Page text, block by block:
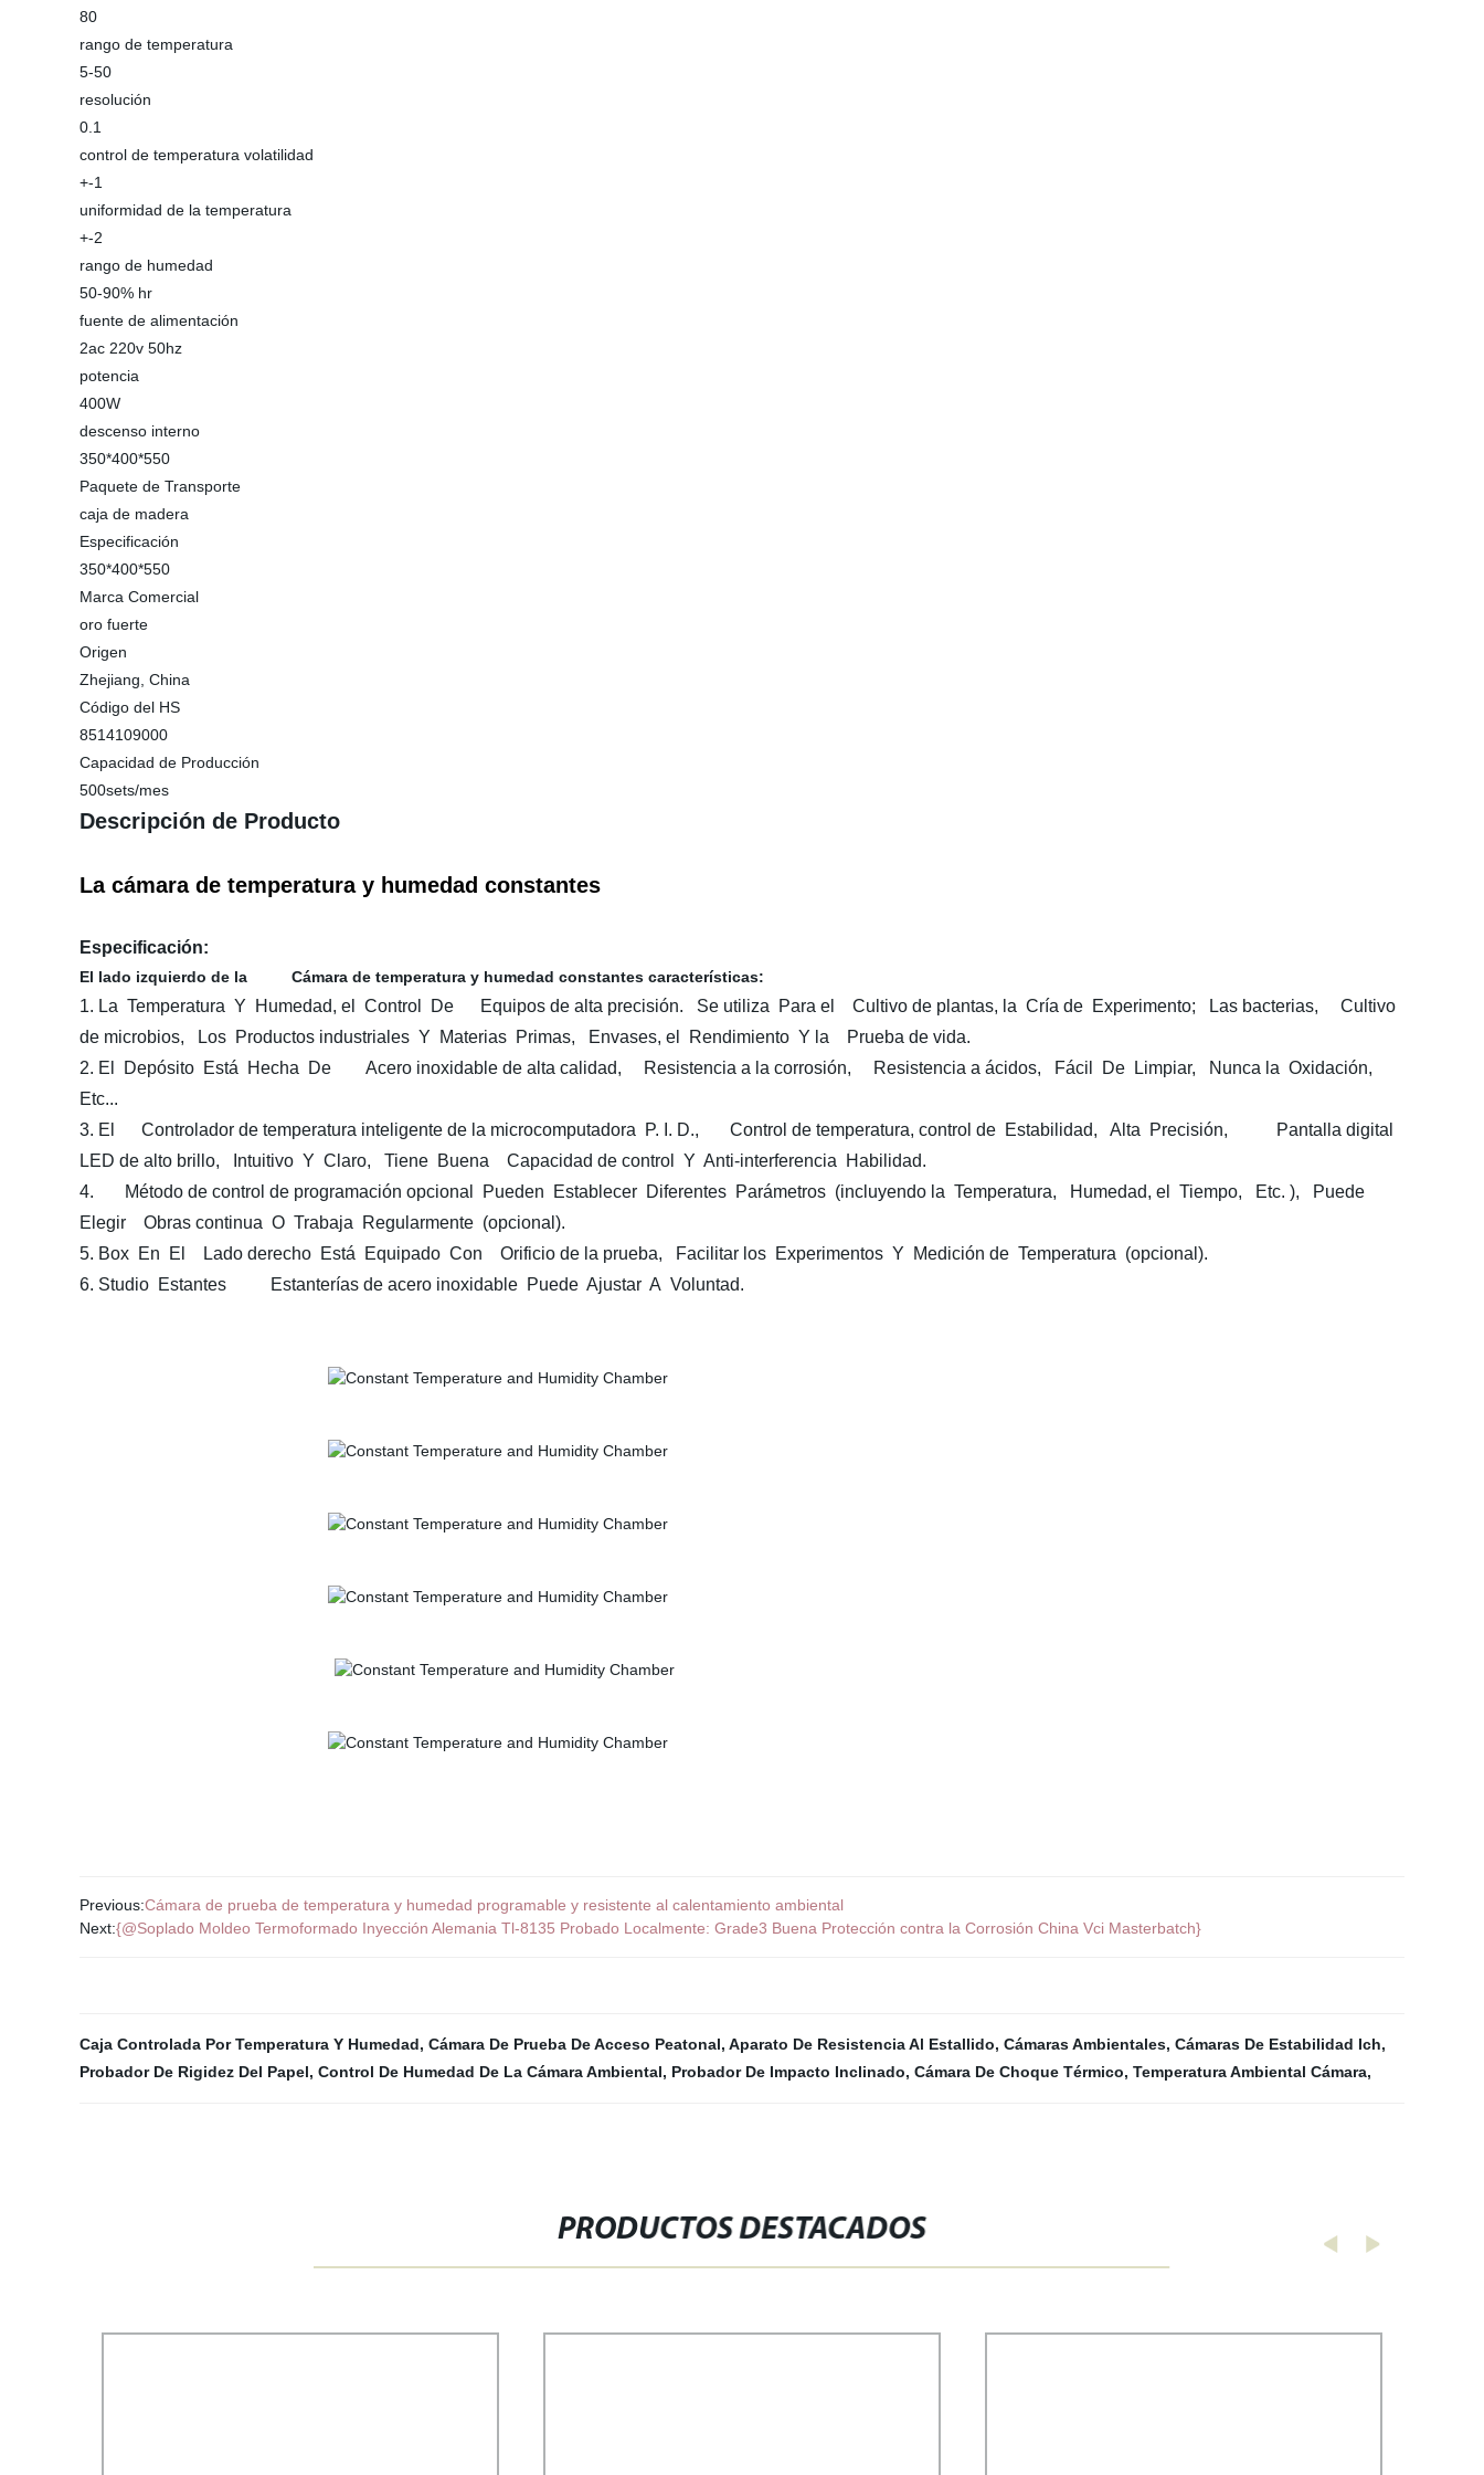
80
rango de temperatura
5-50
resolución
0.1
control de temperatura volatilidad
+-1
uniformidad de la temperatura
+-2
rango de humedad
50-90% hr
fuente de alimentación
2ac 220v 50hz
potencia
400W
descenso interno
350*400*550
Paquete de Transporte
caja de madera
Especificación
350*400*550
Marca Comercial
oro fuerte
Origen
Zhejiang, China
Código del HS
8514109000
Capacidad de Producción
500sets/mes
Descripción de Producto
La cámara de temperatura y humedad constantes
Especificación:
El lado izquierdo de la Cámara de temperatura y humedad constantes características:
1. La Temperatura Y Humedad, el Control De Equipos de alta precisión. Se utiliza Para el Cultivo de plantas, la Cría de Experimento; Las bacterias, Cultivo
de microbios, Los Productos industriales Y Materias Primas, Envases, el Rendimiento Y la Prueba de vida.
2. El Depósito Está Hecha De Acero inoxidable de alta calidad, Resistencia a la corrosión, Resistencia a ácidos, Fácil De Limpiar, Nunca la Oxidación,
Etc...
3. El Controlador de temperatura inteligente de la microcomputadora P. I. D., Control de temperatura, control de Estabilidad, Alta Precisión, Pantalla digital
LED de alto brillo, Intuitivo Y Claro, Tiene Buena Capacidad de control Y Anti-interferencia Habilidad.
4. Método de control de programación opcional Pueden Establecer Diferentes Parámetros (incluyendo la Temperatura, Humedad, el Tiempo, Etc. ), Puede
Elegir Obras continua O Trabaja Regularmente (opcional).
5. Box En El Lado derecho Está Equipado Con Orificio de la prueba, Facilitar los Experimentos Y Medición de Temperatura (opcional).
6. Studio Estantes Estanterías de acero inoxidable Puede Ajustar A Voluntad.
Previous:Cámara de prueba de temperatura y humedad programable y resistente al calentamiento ambiental
Next:{@Soplado Moldeo Termoformado Inyección Alemania Tl-8135 Probado Localmente: Grade3 Buena Protección contra la Corrosión China Vci Masterbatch}
Caja Controlada Por Temperatura Y Humedad, Cámara De Prueba De Acceso Peatonal, Aparato De Resistencia Al Estallido, Cámaras Ambientales, Cámaras De Estabilidad Ich,
Probador De Rigidez Del Papel, Control De Humedad De La Cámara Ambiental, Probador De Impacto Inclinado, Cámara De Choque Térmico, Temperatura Ambiental Cámara,
PRODUCTOS DESTACADOS